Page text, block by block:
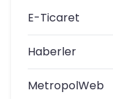
E-Ticaret
Haberler
MetropolWeb